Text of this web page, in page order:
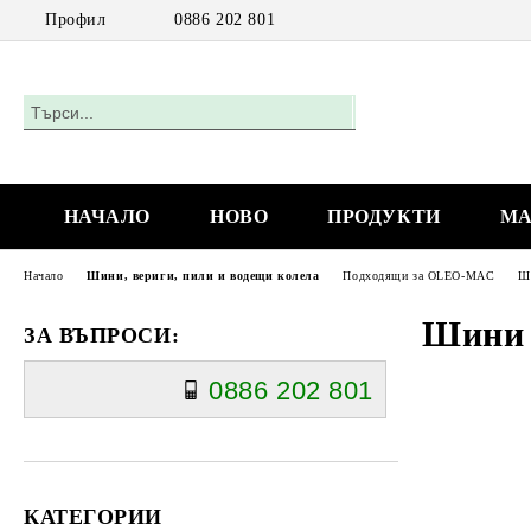
Профил 0886 202 801
НАЧАЛО НОВО ПРОДУКТИ
ЗА ВЪПРОСИ:
0886 202 801
КАТЕГОРИИ
Начало Шини, вериги, пили и водещи колела Подходящи за OLEO-MAC
Шини